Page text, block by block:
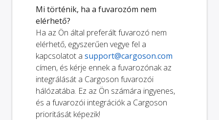
Mi történik, ha a fuvarozóm nem
elérhető?
Ha az Ön által preferált fuvarozó nem
elérhető, egyszerűen vegye fel a
kapcsolatot a support@cargoson.com
címen, és kérje ennek a fuvarozónak az
integrálását a Cargoson fuvarozói
hálózatába. Ez az Ön számára ingyenes,
és a fuvarozói integrációk a Cargoson
prioritását képezik!